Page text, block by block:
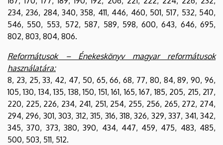
234, 236, 284, 340, 358, 411, 446, 460, 501, 517, 532, 540,
546, 550, 553, 572, 587, 589, 598, 600, 643, 646, 695,
802, 803, 804, 806.
Reformátusok – Énekeskönyv magyar reformátusok
használatára:
8, 23, 25, 33, 42, 47, 50, 65, 66, 68, 77, 80, 84, 89, 90, 96,
105, 130, 134, 135, 138, 150, 151, 161, 165, 167, 185, 205, 215, 217,
220, 225, 226, 234, 241, 251, 254, 255, 256, 265, 272, 274,
294, 296, 301, 303, 312, 315, 316, 318, 326, 329, 337, 341, 342,
345, 370, 373, 380, 390, 434, 447, 459, 475, 483, 485,
500, 503, 511, 512.